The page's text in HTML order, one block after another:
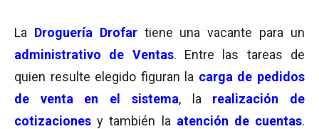
La Droguería Drofartiene una vacante para un
administrativo de Ventas. Entre las tareas de
quien resulte elegido figuran la carga de pedidos
de venta en el sistema, la realización de
cotizaciones y también la atención de cuentas.